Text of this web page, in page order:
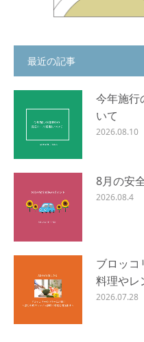
最近の記事
今年施行
いて
2026.08.10
8月の安
2026.08.4
ブロッコ
料理や
2026.07.28